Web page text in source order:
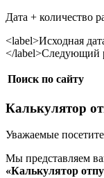
Дата + количество
<label>Исходная
</label>Следующий
Поиск по сайту
Калькулятор
Уважаемые
Мы представляем
«Калькулятор